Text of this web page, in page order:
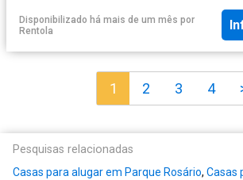
Disponibilizado há mais de um mês por
Rentola
1 2 3 4
Pesquisas relacionadas
Casas para alugar em Parque Rosário, Casas